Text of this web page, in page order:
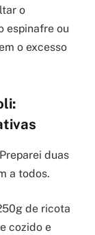
o
espinafre ou
o excesso
duas
a todos.
de ricota
cozido e